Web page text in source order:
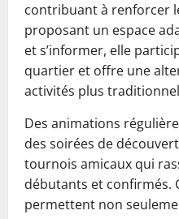
contribuant à renforcer
proposant un espace
et s’informer, elle
quartier et offre une
activités plus
Des animations
des soirées de
tournois amicaux qui
débutants et confirmés.
permettent non